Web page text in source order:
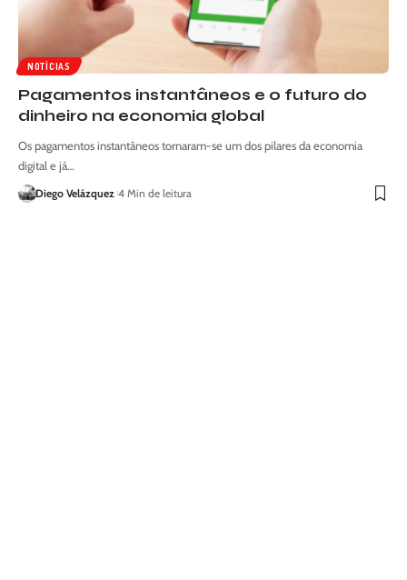
NOTÍCIAS
Pagamentos instantâneos e o futuro do
dinheiro na economia global
Os pagamentos instantâneos tornaram-se um dos pilares da economia
digital e já…
Diego Velázquez 4 Min de leitura